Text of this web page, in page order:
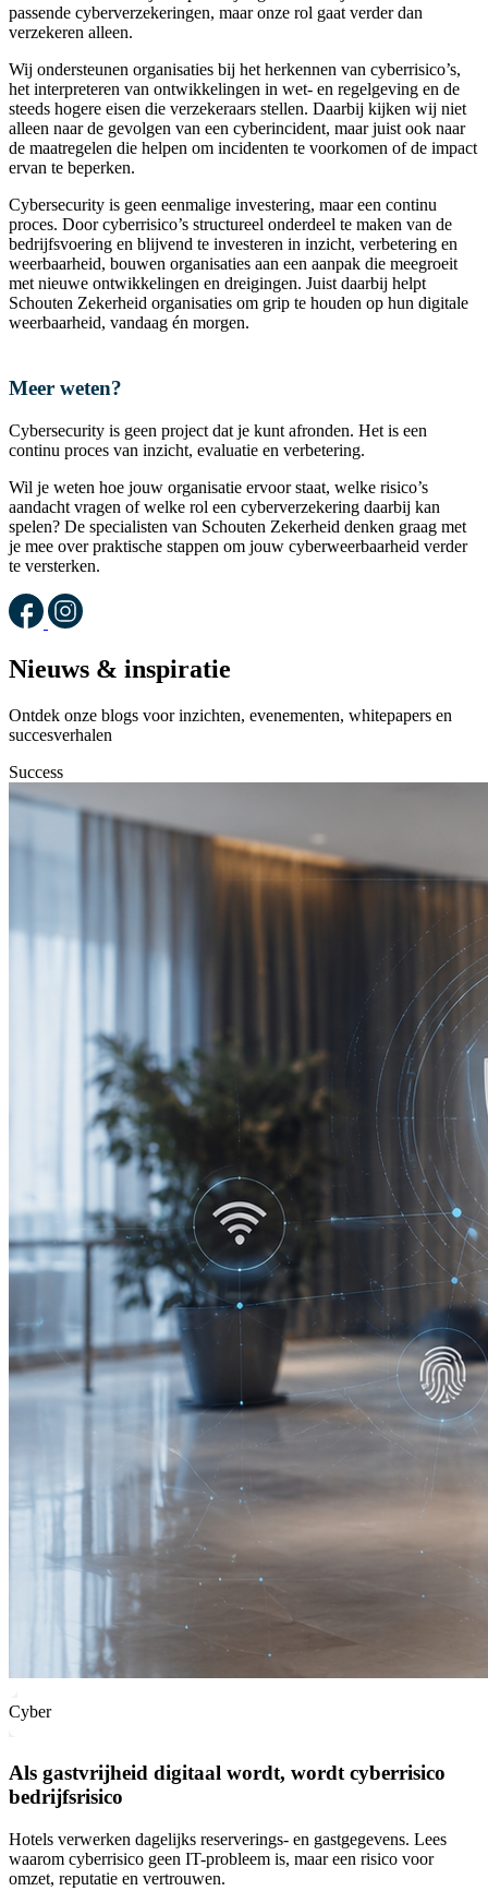
passende cyberverzekeringen, maar onze rol gaat verder dan
verzekeren alleen.
Wij ondersteunen organisaties bij het herkennen van cyberrisico’s,
het interpreteren van ontwikkelingen in wet- en regelgeving en de
steeds hogere eisen die verzekeraars stellen. Daarbij kijken wij niet
alleen naar de gevolgen van een cyberincident, maar juist ook naar
de maatregelen die helpen om incidenten te voorkomen of de impact
ervan te beperken.
Cybersecurity is geen eenmalige investering, maar een continu
proces. Door cyberrisico’s structureel onderdeel te maken van de
bedrijfsvoering en blijvend te investeren in inzicht, verbetering en
weerbaarheid, bouwen organisaties aan een aanpak die meegroeit
met nieuwe ontwikkelingen en dreigingen. Juist daarbij helpt
Schouten Zekerheid organisaties om grip te houden op hun digitale
weerbaarheid, vandaag én morgen.
Meer weten?
Cybersecurity is geen project dat je kunt afronden. Het is een
continu proces van inzicht, evaluatie en verbetering.
Wil je weten hoe jouw organisatie ervoor staat, welke risico’s
aandacht vragen of welke rol een cyberverzekering daarbij kan
spelen? De specialisten van Schouten Zekerheid denken graag met
je mee over praktische stappen om jouw cyberweerbaarheid verder
te versterken.
Nieuws & inspiratie
Ontdek onze blogs voor inzichten, evenementen, whitepapers en
succesverhalen
Success
Cyber
Als gastvrijheid digitaal wordt, wordt cyberrisico
bedrijfsrisico
Hotels verwerken dagelijks reserverings- en gastgegevens. Lees
waarom cyberrisico geen IT-probleem is, maar een risico voor
omzet, reputatie en vertrouwen.